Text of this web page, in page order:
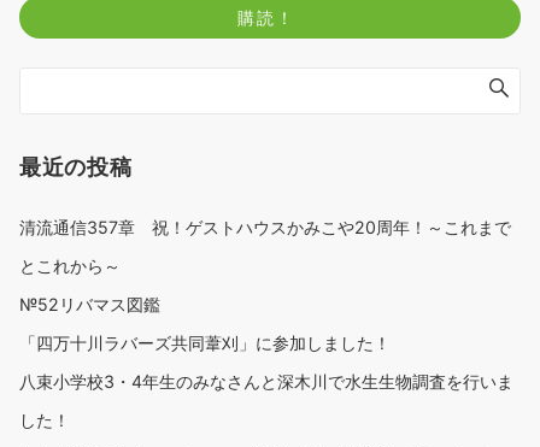
最近の投稿
清流通信357章 祝！ゲストハウスかみこや20周年！～これまで
とこれから～
№52リバマス図鑑
「四万十川ラバーズ共同葦刈」に参加しました！
八束小学校3・4年生のみなさんと深木川で水生生物調査を行いま
した！